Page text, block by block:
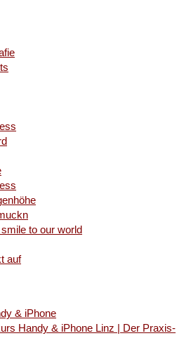
to our world
auf
& iPhone
Handy & iPhone Linz | Der Praxis-